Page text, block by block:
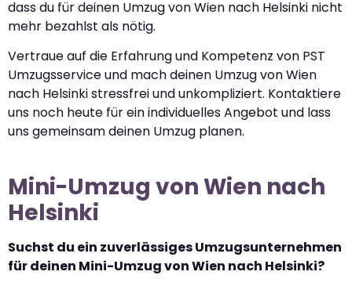
dass du für deinen Umzug von Wien nach Helsinki nicht
mehr bezahlst als nötig.
Vertraue auf die Erfahrung und Kompetenz von PST
Umzugsservice und mach deinen Umzug von Wien
nach Helsinki stressfrei und unkompliziert. Kontaktiere
uns noch heute für ein individuelles Angebot und lass
uns gemeinsam deinen Umzug planen.
Mini-Umzug von Wien nach
Helsinki
Suchst du ein zuverlässiges Umzugsunternehmen
für deinen Mini-Umzug von Wien nach Helsinki?